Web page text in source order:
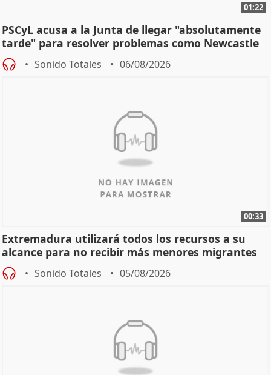
01:22
PSCyL acusa a la Junta de llegar "absolutamente
tarde" para resolver problemas como Newcastle
Sonido Totales 06/08/2026
00:33
Extremadura utilizará todos los recursos a su
alcance para no recibir más menores migrantes
Sonido Totales 05/08/2026